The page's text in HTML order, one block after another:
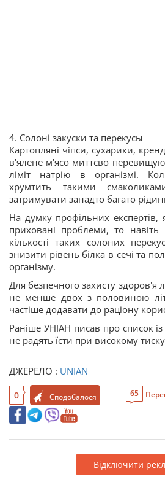
4. Солоні закуски та перекусы
Картопляні чіпси, сухарики,
в'ялене м'ясо миттєво
ліміт натрію в організмі.
хрумтить такими
затримувати занадто багато
На думку профільних
приховані проблеми, то
кількості таких солоних
знизити рівень білка в сечі та
організму.
Для безпечного захисту здоров'я
не менше двох з половиною
частіше додавати до раціону
Раніше УНІАН писав про список із
не радять їсти при високому
ДЖЕРЕЛО : UNIAN
0 Сподобалося 65
Відключити